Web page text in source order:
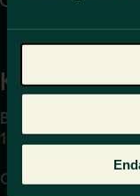
Kansli
Box 17061
104 62 Stockholm
Org.nr. 802540-